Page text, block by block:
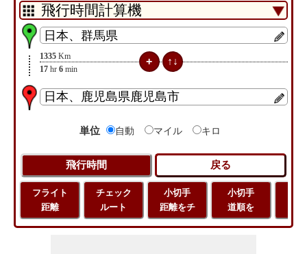
1335 Km
17 hr 6 min
単位 自動 マイル キロ
フライト
距離
チェック
ルート
小切手
距離をチ
小切手
道順を